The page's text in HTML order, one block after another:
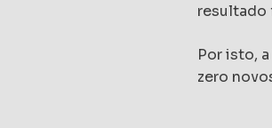
resultado
Por isto,
zero